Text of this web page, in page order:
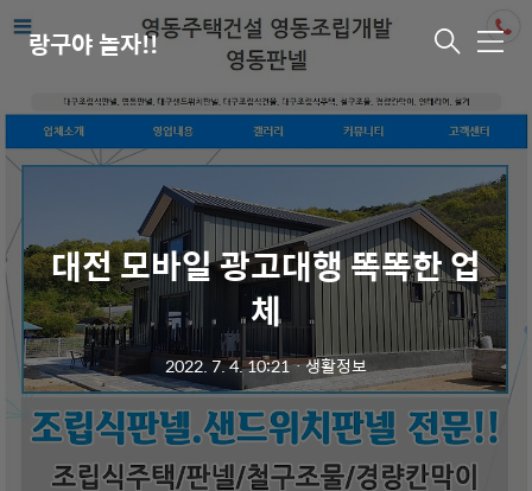
랑구야 놀자!! 메
대전 모바일 광고대행 똑똑한 업
체
2022. 7. 4. 10:21ㆍ생활정보